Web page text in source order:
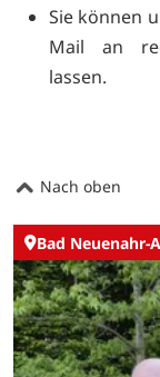
Sie können
Mail an
lassen.
Nach oben
Bad Neuenahr-